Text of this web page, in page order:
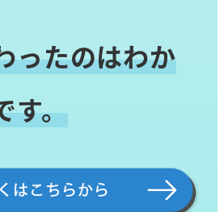
ったのはわか
す。